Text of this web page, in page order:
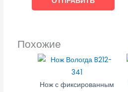
Похожие
Нож с фиксированным